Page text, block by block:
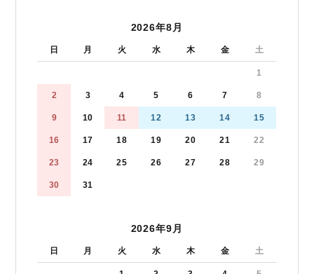
2026年8月
日 月 火 水 木 金 土
1
2 3 4 5 6 7 8
9 10 11 12 13 14 15
16 17 18 19 20 21 22
23 24 25 26 27 28 29
30 31
2026年9月
日 月 火 水 木 金 土